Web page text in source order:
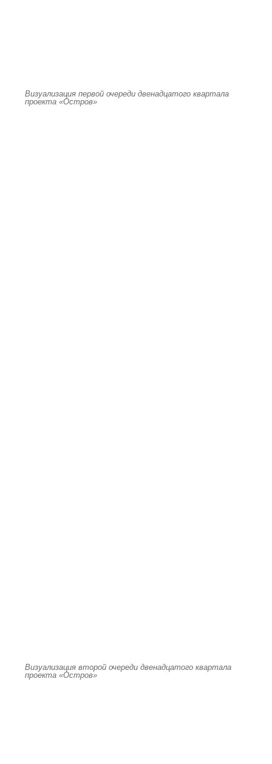
Визуализация первой очереди двенадцатого квартала
проекта «Остров»
Визуализация второй очереди двенадцатого квартала
проекта «Остров»